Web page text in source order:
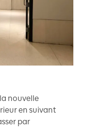
nouvelle
en suivant
par